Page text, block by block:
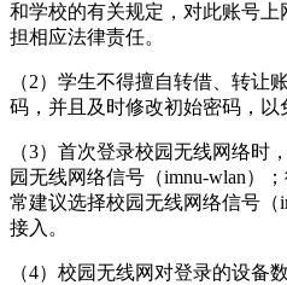
和学校的有关规定，对此账号
担相应法律责任。
（2）学生不得擅自转借、转让
码，并且及时修改初始密码，以
（3）首次登录校园无线网络时
园无线网络信号（imnu-wlan）
常建议选择校园无线网络信号（
接入。
（4）校园无线网对登录的设备